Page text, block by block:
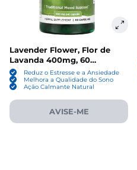
Lavender Flower, Flor de
Lavanda 400mg, 60
Cápsulas, Swanson
Reduz o Estresse e a Ansiedade
Melhora a Qualidade do Sono
Ação Calmante Natural
AVISE-ME